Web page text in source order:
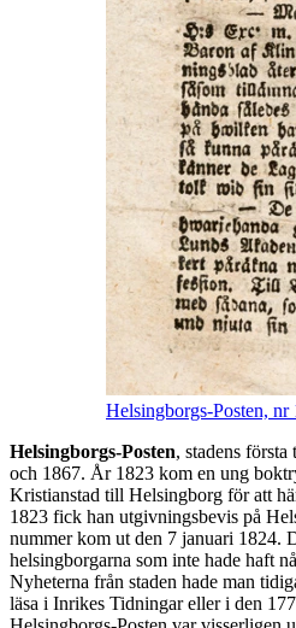
Helsingborgs-Posten,
Helsingborgs-Posten, stadens
och 1867. År 1823 kom en ung
Kristianstad till Helsingborg för att
1823 fick han utgivningsbevis på
nummer kom ut den 7 januari 1824.
helsingborgarna som inte hade haft
Nyheterna från staden hade man
läsa i Inrikes Tidningar eller i den